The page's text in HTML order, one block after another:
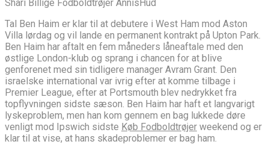
Shari Billige Fodboldtrøjer AnnisHud
Tal Ben Haim er klar til at debutere i West Ham mod Aston
Villa lørdag og vil lande en permanent kontrakt på Upton Park.
Ben Haim har aftalt en fem måneders låneaftale med den
østlige London-klub og sprang i chancen for at blive
genforenet med sin tidligere manager Avram Grant. Den
israelske international var ivrig efter at komme tilbage i
Premier League, efter at Portsmouth blev nedrykket fra
topflyvningen sidste sæson. Ben Haim har haft et langvarigt
lyskeproblem, men han kom gennem en bag lukkede døre
venligt mod Ipswich sidste Køb Fodboldtrøjer weekend og er
klar til at vise, at hans skadeproblemer er bag ham.